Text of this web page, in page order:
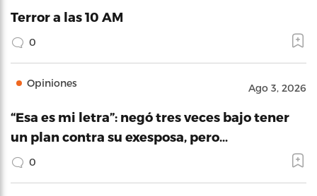
Terror a las 10 AM
0
Opiniones Ago 3, 2026
“Esa es mi letra”: negó tres veces bajo tener
un plan contra su exesposa, pero…
0